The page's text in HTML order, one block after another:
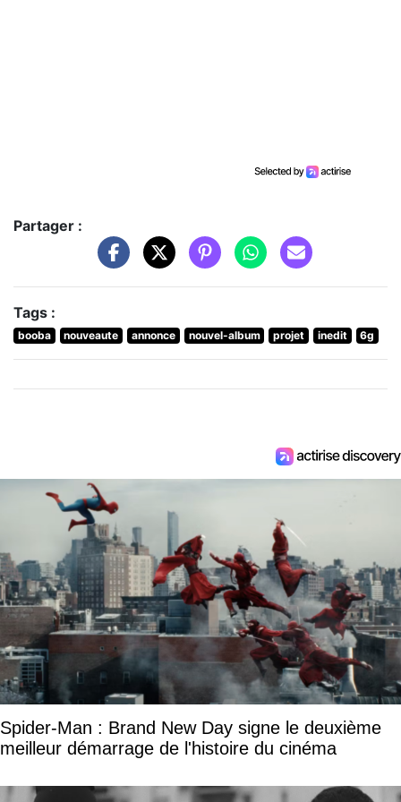
Partager :
Tags :
booba nouveaute annonce nouvel-album projet inedit 6g
Spider-Man : Brand New Day signe le deuxième
meilleur démarrage de l'histoire du cinéma